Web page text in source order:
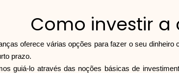
Deutsch
Eesti keel
Como investir
oferece várias opções para fazer o seu
prazo.
guiá-lo através das noções básicas de